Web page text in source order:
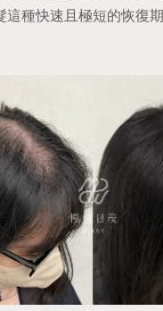
這種快速且極短的恢復期